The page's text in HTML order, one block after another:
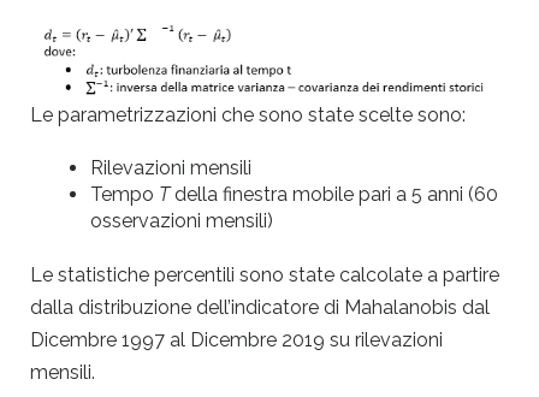
Le parametrizzazioni che sono state scelte sono:
Rilevazioni mensili
Tempo Tdella finestra mobile pari a 5 anni (60
osservazioni mensili)
Le statistiche percentili sono state calcolate a partire
dalla distribuzione dell’indicatore di Mahalanobis dal
Dicembre 1997 al Dicembre 2019 su rilevazioni
mensili.